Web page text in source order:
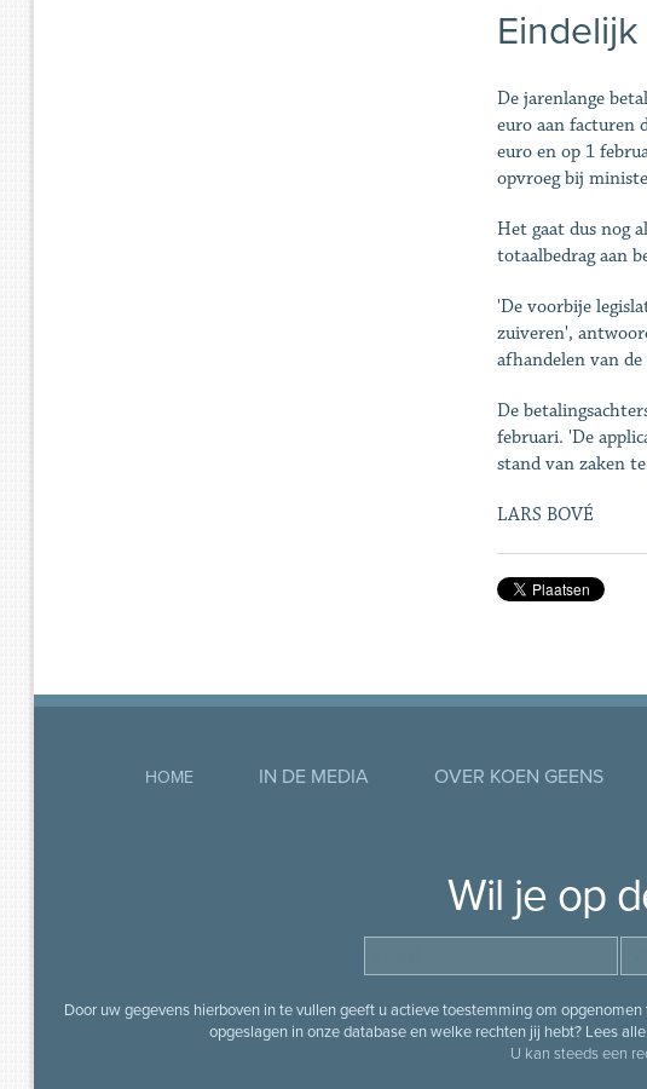
De jarenlange
euro aan facturen
euro en op 1
opvroeg bij
Het gaat dus nog
totaalbedrag aan
'De voorbije
zuiveren',
afhandelen van
De
februari. 'De
stand van zaken
LARS BOVÉ
HOME IN DE MEDIA OVER KOEN GEENS
Wil je op
Door uw gegevens hierboven in te vullen geeft u actieve toestemming om
opgeslagen in onze database en welke rechten jij hebt? Lees
U kan steeds een